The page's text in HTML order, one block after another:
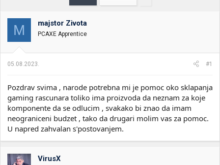
k
t
e
m
m
o
k
e
j
a
M majstor Zivota
PCAXE Apprentice
05.08.2023. #1
Pozdrav svima , narode potrebna mi je pomoc oko sklapanja
gaming rascunara toliko ima proizvoda da neznam za koje
komponente da se odlucim , svakako bi znao da imam
neograniceni budzet , tako da drugari molim vas za pomoc.
U napred zahvalan s'postovanjem.
VirusX